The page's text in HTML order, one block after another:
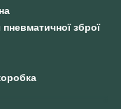
пневматичної зброї